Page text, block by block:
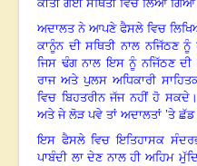
ਕੀਤੀ ਗਈ ਸਥਿਤੀ ਵਿਚ ਲਿਆ ਗਿਆ
ਅਦਾਲਤ ਨੇ ਆਪਣੇ ਫੈਸਲੇ ਵਿਚ
ਕਾਨੂੰਨ ਦੀ ਸਥਿਤੀ ਨਾਲ ਨਜਿੱਠਣ ਨੂੰ
ਜਿਸ ਢੰਗ ਨਾਲ ਇਸ ਨੂੰ ਨਜਿੱਠਣ ਦੀ
ਰਾਜ ਅਤੇ ਪੁਲਸ ਅਧਿਕਾਰੀ
ਵਿਚ ਬਿਹਤਰੀਨ ਜੱਜ ਨਹੀਂ ਹੋ
ਅਤੇ ਜੇ ਲੋੜ ਪਵੇ ਤਾਂ ਅਦਾਲਤਾਂ ’ਤੇ ਛੱਡ
ਇਸ ਫੈਸਲੇ ਵਿਚ ਇਤਿਹਾਸਕ
ਪਾਬੰਦੀ ਲਾ ਦੇਣ ਨਾਲ ਹੀ ਅਹਿਮ